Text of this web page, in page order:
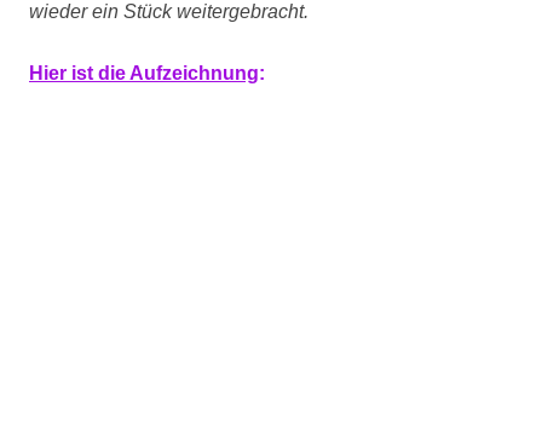
wieder ein Stück weitergebracht.
Hier ist die Aufzeichnung: